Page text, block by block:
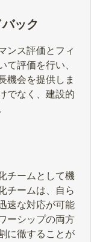
ック
ンス評価とフィ
て評価を行い、
機会を提供しま
でなく、建設的
チームとして機
チームは、自ら
速な対応が可能
ーシップの両方
に徹することが